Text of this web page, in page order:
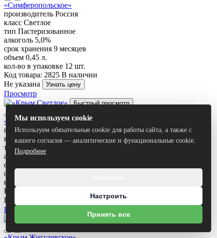
«Симферопольское»
производитель Россия
класс Светлое
тип Пастеризованное
алкоголь 5,0%
срок хранения 9 месяцев
объем 0,45 л.
кол-во в упаковке 12 шт.
Код товара: 2825 В наличии
Не указана
Узнать цену
Просмотр
Быстрый просмотр
«Крым Светлое»
производитель Россия
класс Светлое
тип Пастеризованное
алкоголь 4,4%
срок хранения
объем
кол-во в упаковке
Код товара: 2824
Не указана
Просмотр
Быстрый просмотр
Мы используем cookie
Используем обязательные cookie для работы сайта, а также с
вашего согласия — аналитические и функциональные cookie.
Подробнее
Настроить
Принять все